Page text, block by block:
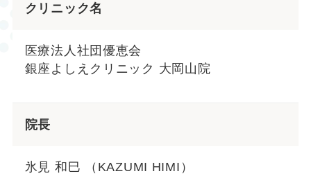
クリニック名
医療法人社団優恵会
銀座よしえクリニック 大岡山院
院長
氷見 和巳 （KAZUMI HIMI）